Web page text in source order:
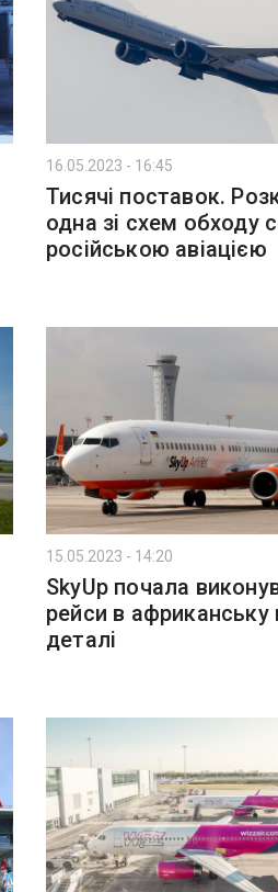
16.05.2023 - 16:45
Тисячі поставок.
одна зі схем обходу
російською авіацією
15.05.2023 - 14:20
SkyUp почала
рейси в африканську
деталі